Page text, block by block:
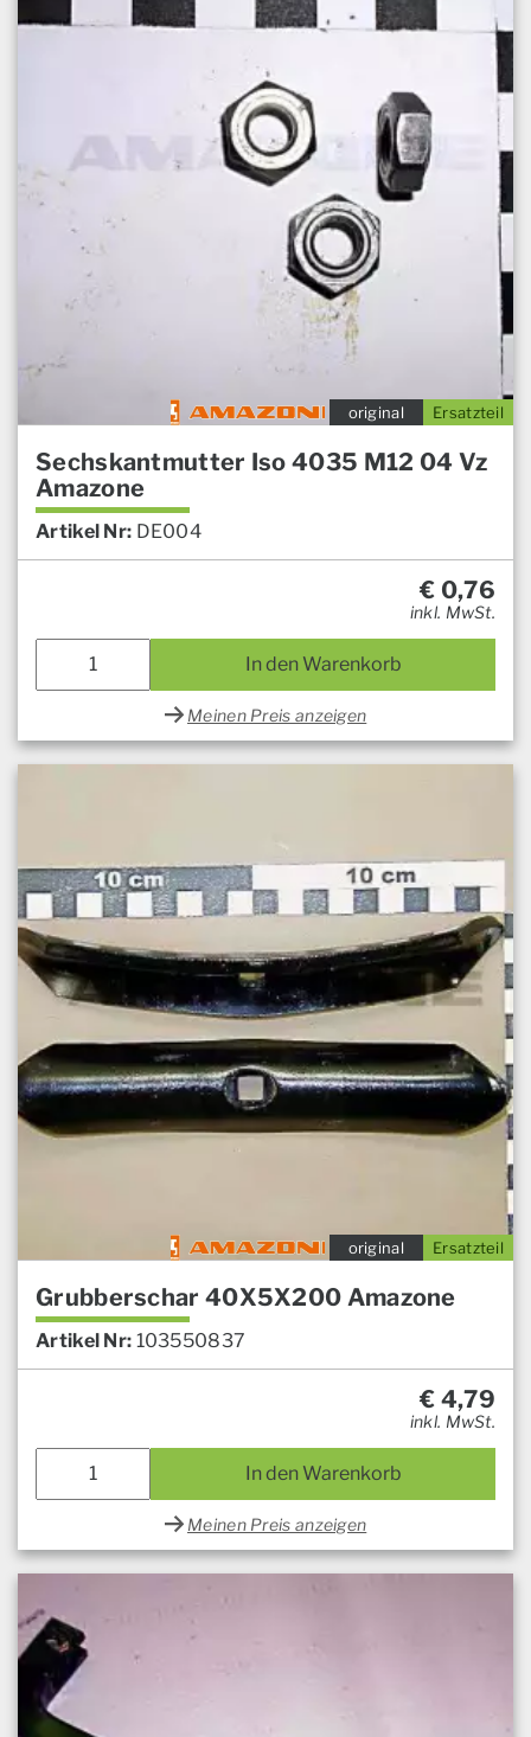
Ersatzteil
original
Sechskantmutter Iso 4035 M12 04 Vz
Amazone
Artikel Nr: DE004
€ 0,76
inkl. MwSt.
In den Warenkorb
Meinen Preis anzeigen
Ersatzteil
original
Grubberschar 40X5X200 Amazone
Artikel Nr: 103550837
€ 4,79
inkl. MwSt.
In den Warenkorb
Meinen Preis anzeigen